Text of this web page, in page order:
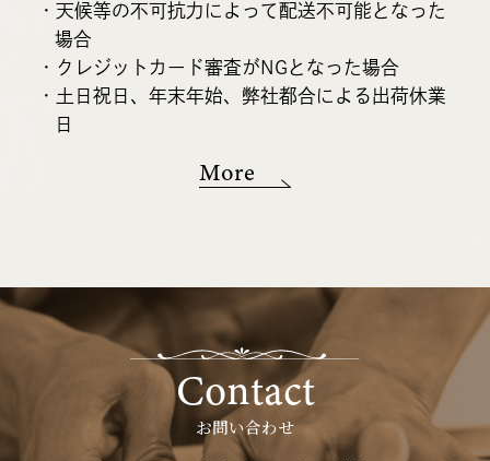
・天候等の不可抗力によって配送不可能となった
場合
・クレジットカード審査がNGとなった場合
・土日祝日、年末年始、弊社都合による出荷休業
日
More
Contact
お問い合わせ